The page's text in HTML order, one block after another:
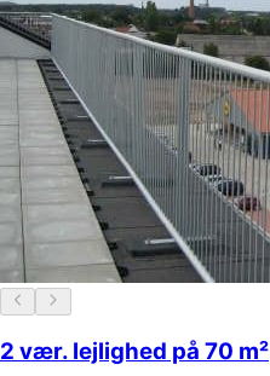
2 vær. lejlighed på 70 m²